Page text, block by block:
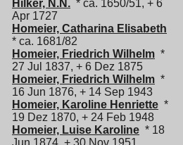
Hilker, N.N. * ca. 1650/51, + 6
Apr 1727
Homeier, Catharina Elisabeth
* ca. 1681/82
Homeier, Friedrich Wilhelm *
27 Jul 1837, + 6 Dez 1875
Homeier, Friedrich Wilhelm *
16 Jun 1876, + 14 Sep 1943
Homeier, Karoline Henriette *
19 Dez 1870, + 24 Feb 1948
Homeier, Luise Karoline * 18
Jun 1874, + 30 Nov 1951